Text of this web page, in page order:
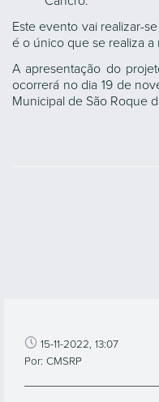
Este evento vai realizar-
é o único que se realiza
A apresentação do
ocorrerá no dia 19 de
Municipal de São Roque
15-11-2022, 13:07
Por: CMSRP